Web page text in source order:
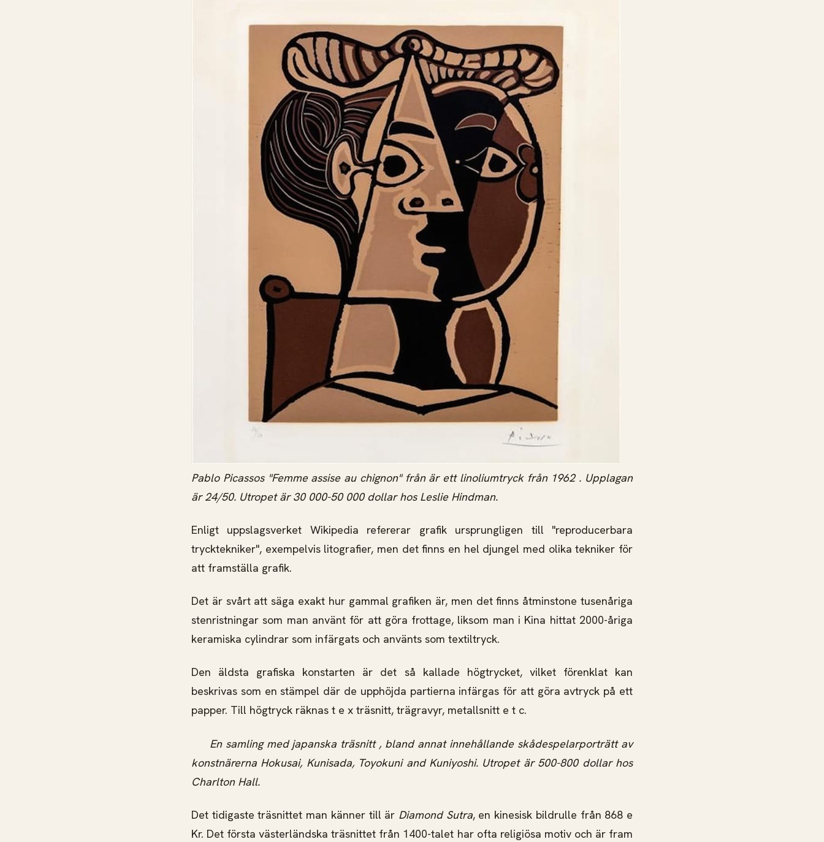
Pablo Picassos "Femme assise au chignon" från är ett linoliumtryck från 1962 . Upplagan
är 24/50. Utropet är 30 000-50 000 dollar hos Leslie Hindman.
Enligt uppslagsverket Wikipedia refererar grafik ursprungligen till "reproducerbara
trycktekniker", exempelvis litografier, men det finns en hel djungel med olika tekniker för
att framställa grafik.
Det är svårt att säga exakt hur gammal grafiken är, men det finns åtminstone tusenåriga
stenristningar som man använt för att göra frottage, liksom man i Kina hittat 2000-åriga
keramiska cylindrar som infärgats och använts som textiltryck.
Den äldsta grafiska konstarten är det så kallade högtrycket, vilket förenklat kan
beskrivas som en stämpel där de upphöjda partierna infärgas för att göra avtryck på ett
papper. Till högtryck räknas t e x träsnitt, trägravyr, metallsnitt e t c.
En samling med japanska träsnitt , bland annat innehållande skådespelarporträtt av
konstnärerna Hokusai, Kunisada, Toyokuni and Kuniyoshi. Utropet är 500-800 dollar hos
Charlton Hall.
Det tidigaste träsnittet man känner till är Diamond Sutra, en kinesisk bildrulle från 868 e
Kr. Det första västerländska träsnittet från 1400-talet har ofta religiösa motiv och är fram